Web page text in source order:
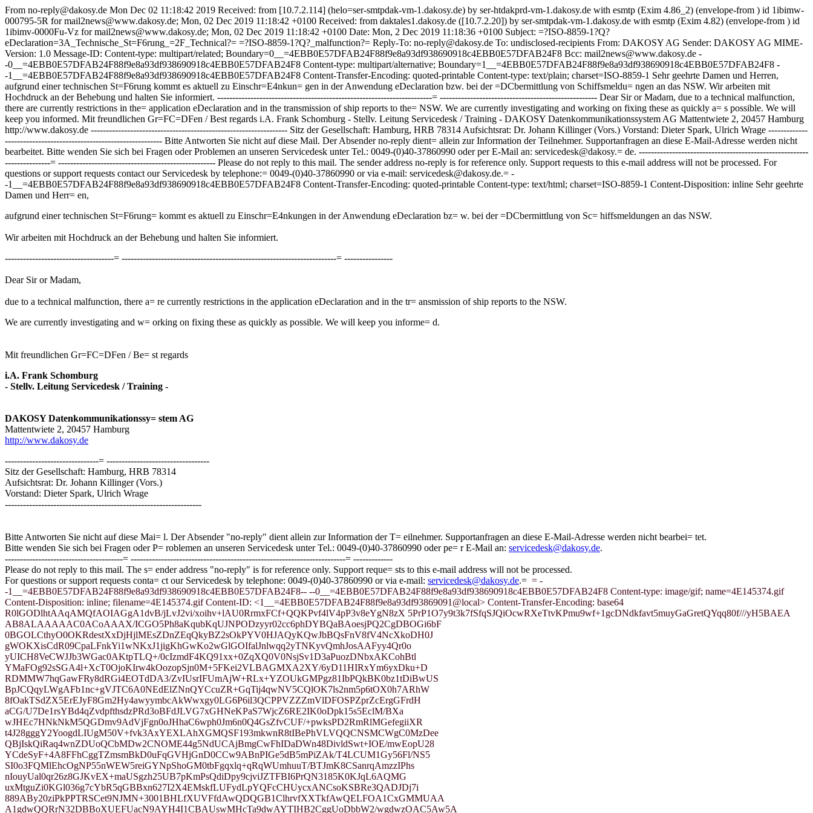
From no-reply@dakosy.de Mon Dec 02 11:18:42 2019 Received: from [10.7.2.114] (helo=ser-smtpdak-vm-1.dakosy.de) by ser-htdakprd-vm-1.dakosy.de with esmtp (Exim 4.86_2) (envelope-from ) id 1ibimw-
000795-5R for mail2news@www.dakosy.de; Mon, 02 Dec 2019 11:18:42 +0100 Received: from daktales1.dakosy.de ([10.7.2.20]) by ser-smtpdak-vm-1.dakosy.de with esmtp (Exim 4.82) (envelope-from ) id
1ibimv-0000Fu-Vz for mail2news@www.dakosy.de; Mon, 02 Dec 2019 11:18:42 +0100 Date: Mon, 2 Dec 2019 11:18:36 +0100 Subject: =?ISO-8859-1?Q?
eDeclaration=3A_Technische_St=F6rung_=2F_Technical?= =?ISO-8859-1?Q?_malfunction?= Reply-To: no-reply@dakosy.de To: undisclosed-recipients From: DAKOSY AG Sender: DAKOSY AG MIME-
Version: 1.0 Message-ID: Content-type: multipart/related; Boundary=0__=4EBB0E57DFAB24F88f9e8a93df938690918c4EBB0E57DFAB24F8 Bcc: mail2news@www.dakosy.de -
-0__=4EBB0E57DFAB24F88f9e8a93df938690918c4EBB0E57DFAB24F8 Content-type: multipart/alternative; Boundary=1__=4EBB0E57DFAB24F88f9e8a93df938690918c4EBB0E57DFAB24F8 -
-1__=4EBB0E57DFAB24F88f9e8a93df938690918c4EBB0E57DFAB24F8 Content-Transfer-Encoding: quoted-printable Content-type: text/plain; charset=ISO-8859-1 Sehr geehrte Damen und Herren,
aufgrund einer technischen St=F6rung kommt es aktuell zu Einschr=E4nkun= gen in der Anwendung eDeclaration bzw. bei der =DCbermittlung von Schiffsmeldu= ngen an das NSW. Wir arbeiten mit
Hochdruck an der Behebung und halten Sie informiert. -----------------------------------------------------------------------= ---------------------------------------------------- Dear Sir or Madam, due to a technical malfunction,
there are currently restrictions in the= application eDeclaration and in the transmission of ship reports to the= NSW. We are currently investigating and working on fixing these as quickly a= s possible. We will
keep you informed. Mit freundlichen Gr=FC=DFen / Best regards i.A. Frank Schomburg - Stellv. Leitung Servicedesk / Training - DAKOSY Datenkommunikationssystem AG Mattentwiete 2, 20457 Hamburg
http://www.dakosy.de ----------------------------------------------------------------- Sitz der Gesellschaft: Hamburg, HRB 78314 Aufsichtsrat: Dr. Johann Killinger (Vors.) Vorstand: Dieter Spark, Ulrich Wrage -------------
---------------------------------------------------- Bitte Antworten Sie nicht auf diese Mail. Der Absender no-reply dient= allein zur Information der Teilnehmer. Supportanfragen an diese E-Mail-Adresse werden nicht
bearbeitet. Bitte wenden Sie sich bei Fragen oder Problemen an unseren Servicedesk unter Tel.: 0049-(0)40-37860990 oder per E-Mail an: servicedesk@dakosy.= de. --------------------------------------------------------
---------------= ---------------------------------------------------- Please do not reply to this mail. The sender address no-reply is for reference only. Support requests to this e-mail address will not be processed. For
questions or support requests contact our Servicedesk by telephone:= 0049-(0)40-37860990 or via e-mail: servicedesk@dakosy.de.= -
-1__=4EBB0E57DFAB24F88f9e8a93df938690918c4EBB0E57DFAB24F8 Content-Transfer-Encoding: quoted-printable Content-type: text/html; charset=ISO-8859-1 Content-Disposition: inline Sehr geehrte
Damen und Herr= en,
aufgrund einer technischen St=F6rung= kommt es aktuell zu Einschr=E4nkungen in der Anwendung eDeclaration bz= w. bei der =DCbermittlung von Sc= hiffsmeldungen an das NSW.
Wir arbeiten mit Hochdruck an der Behebung und halten Sie informiert.
------------------------------------= -----------------------------------------------------------------------= ----------------
Dear Sir or Madam,
due to a technical malfunction, there a= re currently restrictions in the application eDeclaration and in the tr= ansmission of ship reports to the NSW.
We are currently investigating and w= orking on fixing these as quickly as possible. We will keep you informe= d.
Mit freundlichen Gr=FC=DFen / Be= st regards
i.A. Frank Schomburg
- Stellv. Leitung Servicedesk / Training -
DAKOSY Datenkommunikationssy= stem AG
Mattentwiete 2, 20457 Hamburg
http://www.dakosy.de
-------------------------------= ----------------------------------
Sitz der Gesellschaft: Hamburg, HRB 78314
Aufsichtsrat: Dr. Johann Killinger (Vors.)
Vorstand: Dieter Spark, Ulrich Wrage
-----------------------------------------------------------------
Bitte Antworten Sie nicht auf diese Mai= l. Der Absender "no-reply" dient allein zur Information der T= eilnehmer. Supportanfragen an diese E-Mail-Adresse werden nicht bearbei= tet.
Bitte wenden Sie sich bei Fragen oder P= roblemen an unseren Servicedesk unter Tel.: 0049-(0)40-37860990 oder pe= r E-Mail an: servicedesk@dakosy.de.
---------------------------------------= -----------------------------------------------------------------------= -------------
Please do not reply to this mail. The s= ender address "no-reply" is for reference only. Support reque= sts to this e-mail address will not be processed.
For questions or support requests conta= ct our Servicedesk by telephone: 0049-(0)40-37860990 or via e-mail: servicedesk@dakosy.de.= = -
-1__=4EBB0E57DFAB24F88f9e8a93df938690918c4EBB0E57DFAB24F8-- --0__=4EBB0E57DFAB24F88f9e8a93df938690918c4EBB0E57DFAB24F8 Content-type: image/gif; name=4E145374.gif
Content-Disposition: inline; filename=4E145374.gif Content-ID: <1__=4EBB0E57DFAB24F88f9e8a93df93869091@local> Content-Transfer-Encoding: base64
R0lGODlhtAAqAMQfAOIAGgA1dvB/jLvJ2vi/xoihv+lAU0RrmxFCf+QQKPvf4lV4pP3v8eYgN8zX 5PrP1O7y9t3k7fSfqSJQiOcwRXeTtvKPmu9wf+1gcDNdkfavt5muyGaGretQYqq80f///yH5BAEA
AB8ALAAAAAC0ACoAAAX/ICGO5Ph8aKqubKqUJNPODzyyr02cc6phDYBQaBAoesjPQ2CgDBOGi6bF
0BGOLCthyO0OKRdestXxDjHjlMEsZDnZEqQkyBZ2sOkPYV0HJAQyKQwJbBQsFnV8fV4NcXkoDH0J
gWOKXisCdR09CpaLFnkYi1wNKxJ1jigKhGwKo2wGlGOIfalJnlwqq2yTNKyvQmhJosAAFyy4Qr0o
yUICH8VeCWJJb3WGac0AKtpTLQ+/0cIzmdF4KQ91xx+0ZqXQ0V0NsjSv1D3aPuozDNbxAKCohBtl
YMaFOg92sSGA4l+XcT0OjoKIrw4kOozopSjn0M+5FKei2VLBAGMXA2XY/6yD11HIRxYm6yxDku+D
RDMMW7hqGawFRy8dRGi4EOTdDA3/ZvIUsrIFUmAjW+RLx+YZOUkGMPgz81IbPQkBK0bz1tDiBwUS
BpJCQqyLWgAFb1nc+gVJTC6A0NEdElZNnQYCcuZR+GqTij4qwNV5CQlOK7ls2nm5p6tOX0h7ARhW
8fOakTSdZX5ErEJyF8Gm2Hy4awyymbcAkWwxgy0LG6P6il3QCPPVZZZmVlDFOSPZprZcErgGFrdH
aCG/U7De1rsYBd4qZvdpfthsdzPRd3oBFdJLVG7xGHNeKPaS7WjcZ6RE2IK0oDpk15s5EclM/BXa
wJHEc7HNkNkM5QGDmv9AdVjFgn0oJHhaC6wph0Jm6n0Q4GsZfvCUF/+pwksPD2RmRlMGefegiiXR
t4J28gggY2YoogdLIUgM50V+fvk3AxYEXLAhXGMQSF193mkwnR8tIBePhVLVQQCNSMCWgC0MzDee
QBjIskQiRaq4wnZDUoQCbMDw2CNOME44g5NdUCAjBmgCwFhIDaDWn48DivldSwt+IOE/mwEopU28
YCdeSyF+4A8FFhCggTZmsmBkD0uFqGVHjGnD0CCw9ABnPIGe5dB5mPiZAk/T4LCUM1Gy56Fl/NS5
SI0o3FQMlEhcOgNP55nWEW5reiGYNpShoGM0tbFgqxlq+qRqWUmhuuT/BTJmK8CSanrqAmzzIPhs
nIouyUal0qr26z8GJKvEX+maUSgzh25UB7pKmPsQdiDpy9cjviJZTFBI6PrQN3185K0KJqL6AQMG
uxMtguZi0KGl036g7cYbR5qGBBxn627I2X4EMskfLUFydLpYQFcCHUycxANCsoKSBRe3QADJDj7i
889ABy20ziPkPPTRSCet9NJMN+3001BHLfXUVFfdAwQDQGB1ClhrvfXXTkfAwQELFOA1CxGMMUAA
A1gdwQQRrN32DBBoXUEFUacN9AYH4I1CBAUswMHcTa9dwAYTIHB2CggUoDbbW2/wgdwzOAC5Aw5A